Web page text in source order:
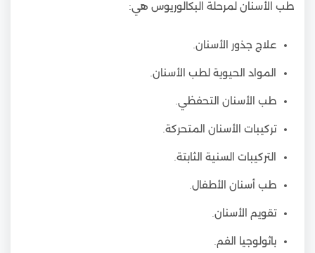
طب الأسنان لمرحلة البكالوريوس هي:
علاج جذور الأسنان.
المواد الحيوية لطب الأسنان.
طب الأسنان التحفظي.
تركيبات الأسنان المتحركة.
التركيبات السنية الثابتة.
طب أسنان الأطفال.
تقويم الأسنان.
باثولوجيا الفم.